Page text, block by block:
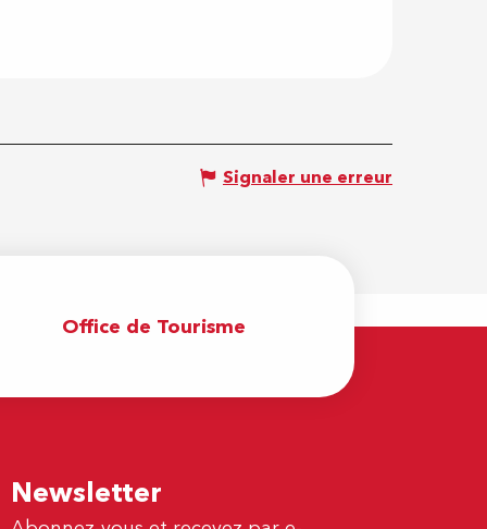
Signaler une erreur
Office de Tourisme
Newsletter